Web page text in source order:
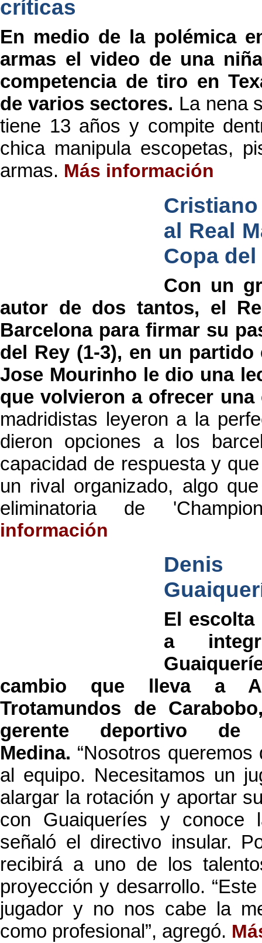
críticas
En medio de la polémica
armas el video de una
competencia de tiro en
de varios sectores. La nena
tiene 13 años y compite
chica manipula escopetas,
armas. Más información
al Real
Copa del
Con un
autor de dos tantos, el
Barcelona para firmar su
del Rey (1-3), en un
Jose Mourinho le dio una
que volvieron a ofrecer una
madridistas leyeron a la
dieron opciones a los
capacidad de respuesta y
un rival organizado, algo
eliminatoria de
información
Denis
El escolta
a
cambio que lleva a
Trotamundos de
gerente deportivo
Medina. “Nosotros
al equipo. Necesitamos un
alargar la rotación y aportar
con Guaiqueríes y conoce
señaló el directivo insular.
recibirá a uno de los
proyección y desarrollo.
jugador y no nos cabe la
como profesional”, agregó.